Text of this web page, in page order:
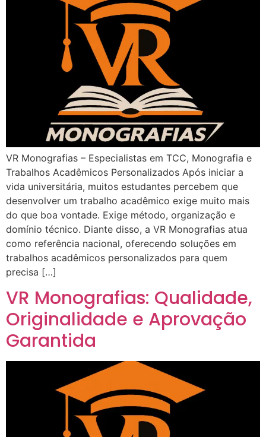
VR Monografias – Especialistas em TCC, Monografia e
Trabalhos Acadêmicos Personalizados Após iniciar a
vida universitária, muitos estudantes percebem que
desenvolver um trabalho acadêmico exige muito mais
do que boa vontade. Exige método, organização e
domínio técnico. Diante disso, a VR Monografias atua
como referência nacional, oferecendo soluções em
trabalhos acadêmicos personalizados para quem
precisa […]
VR Monografias: Qualidade,
Originalidade e Aprovação
Garantida